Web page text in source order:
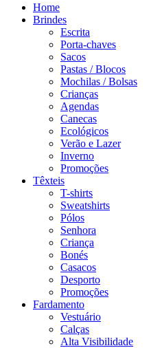
Home
Brindes
Escrita
Porta-chaves
Sacos
Pastas / Blocos
Mochilas / Bolsas
Crianças
Agendas
Canecas
Ecológicos
Verão e Lazer
Inverno
Promoções
Têxteis
T-shirts
Sweatshirts
Pólos
Senhora
Criança
Bonés
Casacos
Desporto
Promoções
Fardamento
Vestuário
Calças
Alta Visibilidade